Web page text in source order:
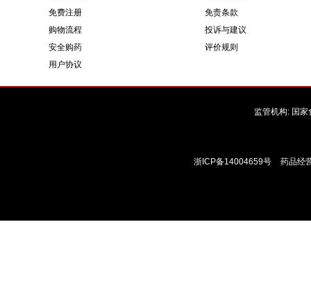
免费注册
购物流程
安全购药
用户协议
免责条款
投诉与建议
评价规则
监管机构: 国家
浙ICP备14004659号 药品经